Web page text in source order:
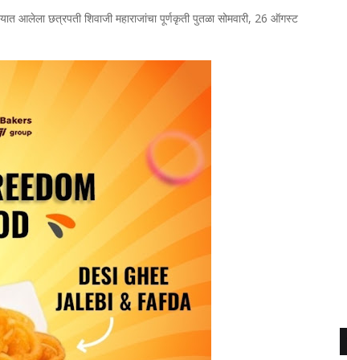
आलेला छत्रपती शिवाजी महाराजांचा पूर्णकृती पुतळा सोमवारी, 26 ऑगस्ट